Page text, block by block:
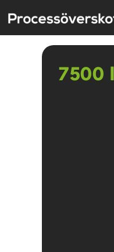
7500